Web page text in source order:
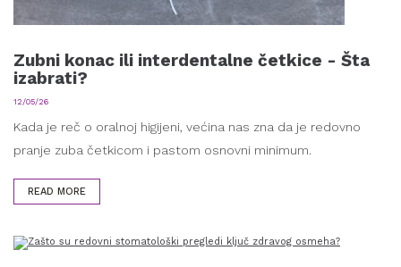
Zubni konac ili interdentalne četkice - Šta
izabrati?
12/05/26
Kada je reč o oralnoj higijeni, većina nas zna da je redovno
pranje zuba četkicom i pastom osnovni minimum.
READ MORE